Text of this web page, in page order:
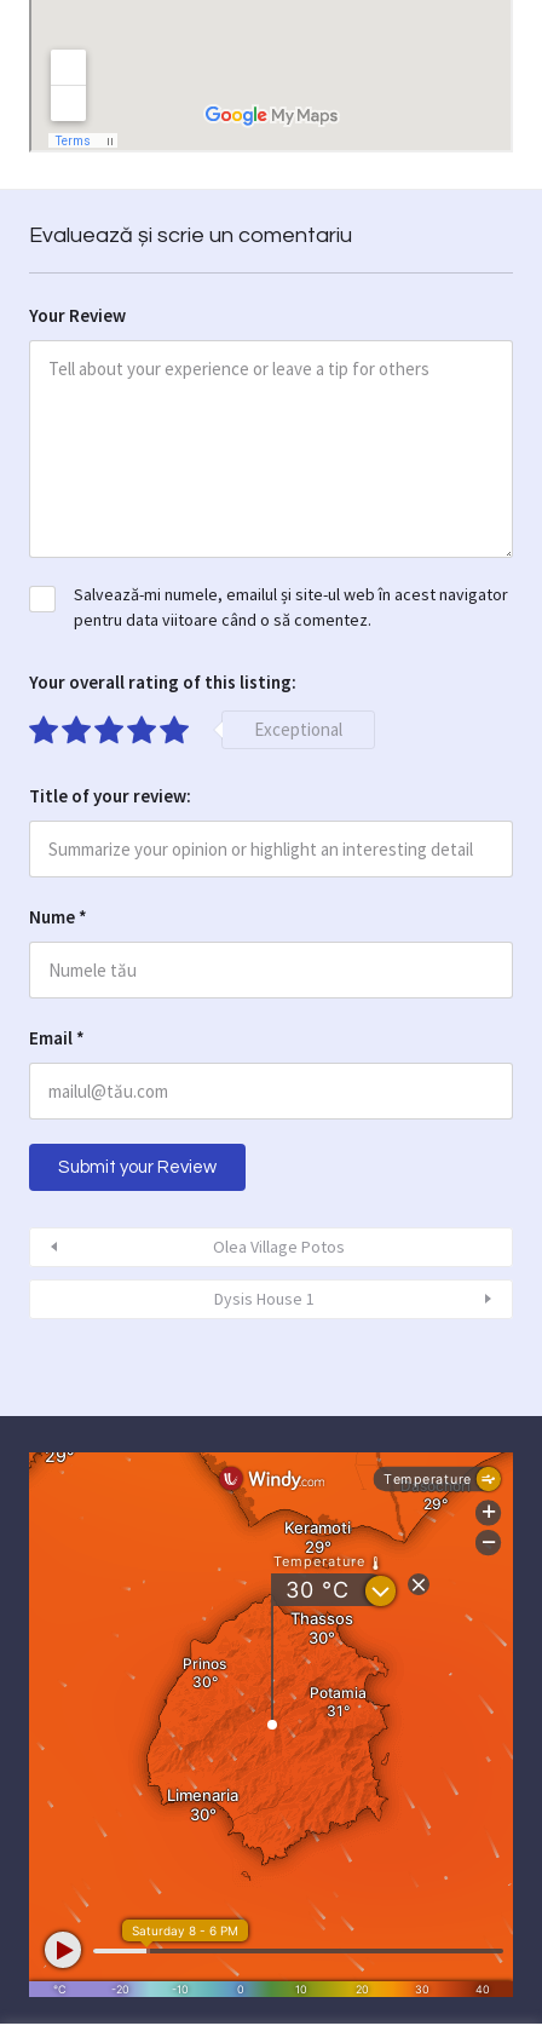
Evaluează și scrie un comentariu
Your Review
Nume *
Email *
Salvează-mi numele, emailul și site-ul web în acest navigator
pentru data viitoare când o să comentez.
Your overall rating of this listing:
Exceptional
Title of your review:
Olea Village Potos
Dysis House 1